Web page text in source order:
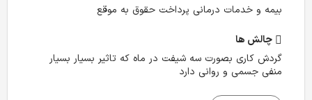
بیمه و خدمات درمانی پرداخت حقوق به موقع
چالش‌ ها
گردش کاری بصورت سه شیفت در ماه که تاثیر بسیار بسیار
منفی جسمی و روانی دارد